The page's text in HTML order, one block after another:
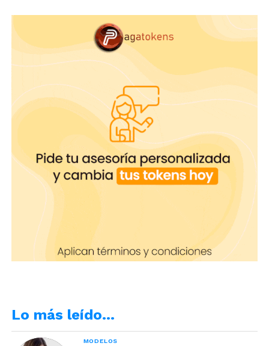
Lo más leído…
MODELOS